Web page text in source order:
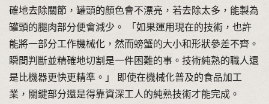
確地去除關節，罐頭的顏色會不漂亮，若去除太多，能製為
罐頭的腿肉部分便會減少。 「如果運用現在的技術，也許
能將一部分工作機械化，然而螃蟹的大小和形狀參差不齊。
瞬間判斷並精確地切割是一件困難的事。技術純熟的職人還
是比機器更快更精準。」 即使在機械化普及的食品加工
業，關鍵部分還是得靠資深工人的純熟技術才能完成。